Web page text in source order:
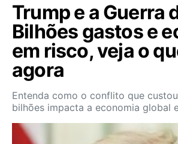
Trump e a Guerra
Bilhões gastos e
em risco, veja o
agora
Entenda como o conflito que
bilhões impacta a economia global